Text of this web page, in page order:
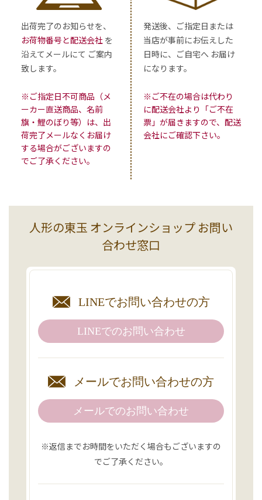
出荷完了のお知らせを、
お荷物番号と配送会社 を
沿えてメールにて ご案内
致します。
※ご指定日不可商品（メ
ーカー直送商品、名前
旗・鯉のぼり等）は、出
荷完了メールなくお届け
する場合がございますの
でご了承ください。
発送後、ご指定日または
当店が事前にお伝えした
日時に、ご自宅へ お届け
になります。
※ご不在の場合は代わり
に配送会社より「ご不在
票」が届きますので、配送
会社にご確認下さい。
人形の東玉 オンラインショップ お問い
合わせ窓口
LINEでお問い合わせの方
LINEでのお問い合わせ
メールでお問い合わせの方
メールでのお問い合わせ
※返信までお時間をいただく場合もございますの
でご了承ください。